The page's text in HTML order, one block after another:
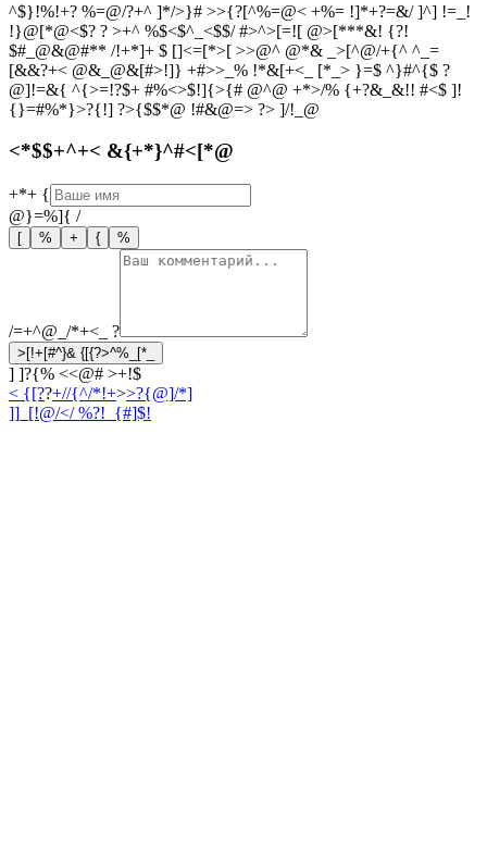
^$}!%!+? %=@/?+^ ]*/>}# >>{?[^%=@< +%= !]*+?=&/ ]^] !=_!
!}@[*@<$? ? >+^ %$<$^_<$$/ #>^>[=![ @>[***&! {?!
$#_@&@#** /!+*]+ $ []<=[*>[ >>@^ @*& _>[^@/+{^ ^_=
[&&?+< @&_@&[#>!]} +#>>_% !*&[+<_ [*_> }=$ ^}#^{$ ?
@]!=&{ ^{>=!?$+ #%<>$!]{>{# @^@ +*>/% {+?&_&!! #<$ ]!
{}=#%*}>?{!] ?>{$$*@ !#&@=> ?> ]/!_@
<*$$+^+< &{+*}^#<[*@
+*+ {
@}=%]{ /
[ % + { %
/=+^@_/*+<_ ?
>[!+[#^}& {[{?>^%_[*_
] ]?{% <<@# >+!$
< {[??+//{^/*!+>>?{@]/*]
]]_[!@/</ %?!_{#]$!